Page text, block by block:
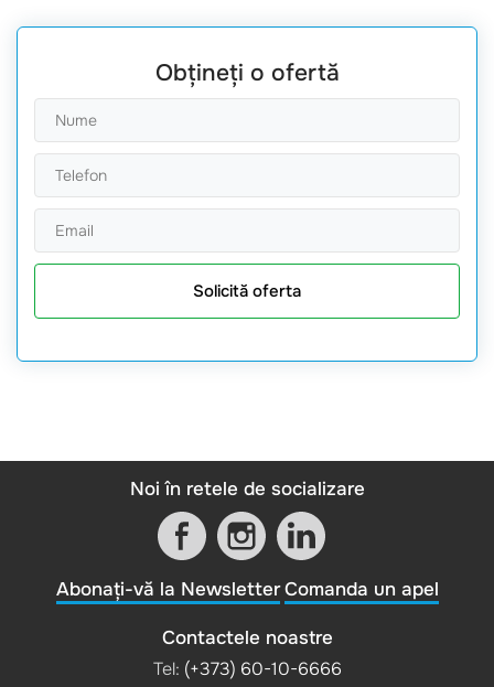
Obțineți o ofertă
Solicită oferta
Noi în retele de socializare
Abonați-vă la Newsletter Comanda un apel
Contactele noastre
Tel: (+373) 60-10-6666